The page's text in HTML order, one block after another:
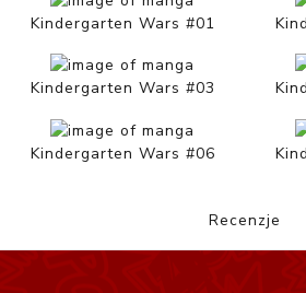
Kindergarten Wars #01
Kindergarten Wars #03
Kindergarten Wars #06
Recenzje